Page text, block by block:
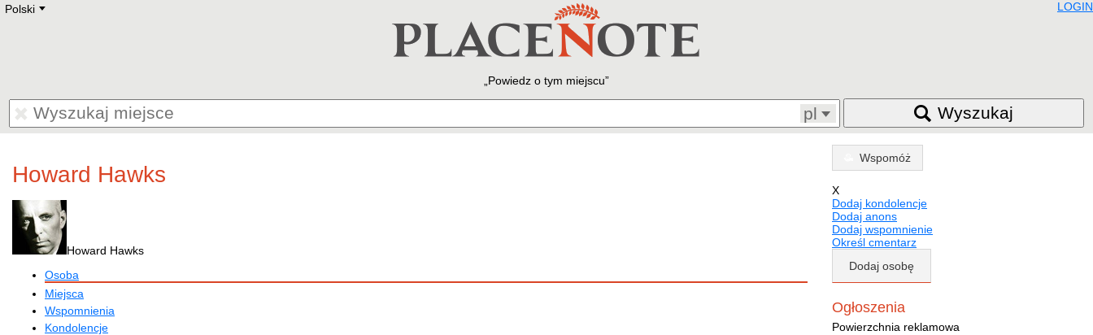
Polski E
Deutsch
Polski
Hebrew
LOGIN
Powiedz o tym miejscu
pl Wyszukaj
Howard Hawks
Howard Hawks
Osoba
Miejsca
Wspomnienia
Kondolencje
Wspomóż
X
Dodaj kondolencje
Dodaj anons
Dodaj wspomnienie
Określ cmentarz
Dodaj osobę
Ogłoszenia
Powierzchnia reklamowa